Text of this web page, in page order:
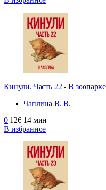
Кинули. Часть 22 - В зоопарке
Чаплина В. В.
0 126 14 мин
В избранное